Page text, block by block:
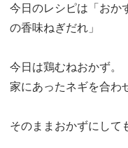
今日のレシピは「おか
の香味ねぎだれ」
今日は鶏むねおかず。
家にあったネギを合わ
そのままおかずにして